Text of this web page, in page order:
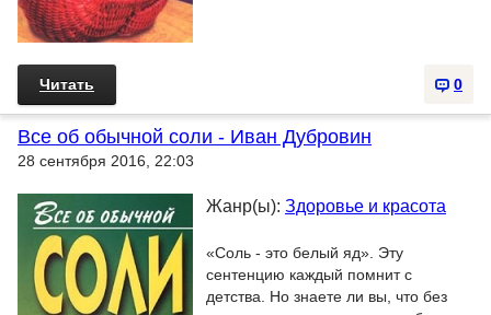
0
Читать
Все об обычной соли - Иван Дубровин
28 сентября 2016, 22:03
Жанр(ы): Здоровье и красота
«Соль - это белый яд». Эту
сентенцию каждый помнит с
детства. Но знаете ли вы, что без